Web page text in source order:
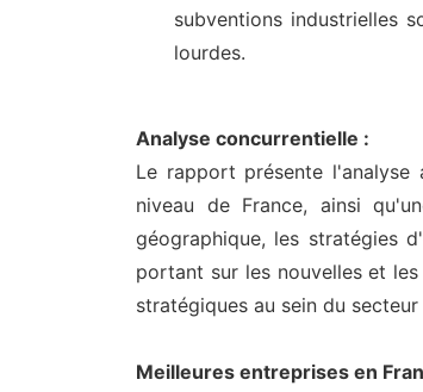
subventions industrielles
lourdes.
Analyse concurrentielle :
Le rapport présente l'analyse
niveau de France, ainsi
géographique, les stratégies
portant sur les nouvelles et
stratégiques au sein du
Meilleures entreprises en